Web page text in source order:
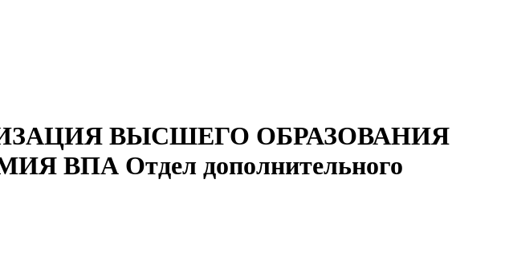
ВЫСШЕГО ОБРАЗОВАНИЯ
Отдел дополнительного